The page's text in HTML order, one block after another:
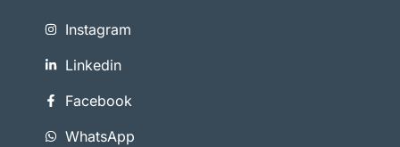
Instagram
Linkedin
Facebook
WhatsApp